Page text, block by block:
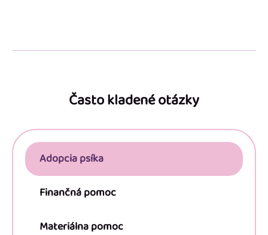
Často kladené otázky
Adopcia psíka
Finančná pomoc
Materiálna pomoc